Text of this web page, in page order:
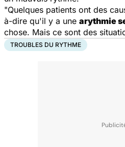
"Quelques patients ont des
à-dire qu'il y a une arythmie
chose. Mais ce sont des
TROUBLES DU RYTHME